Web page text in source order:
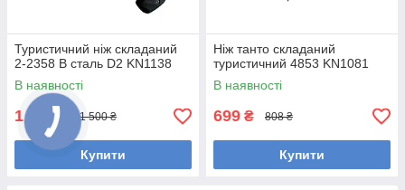
Туристичний ніж складаний
2-2358 В сталь D2 KN1138
В наявності
1 274 ₴ 1 500 ₴
Купити
Ніж танто складаний
туристичний 4853 KN1081
В наявності
699 ₴ 808 ₴
Купити